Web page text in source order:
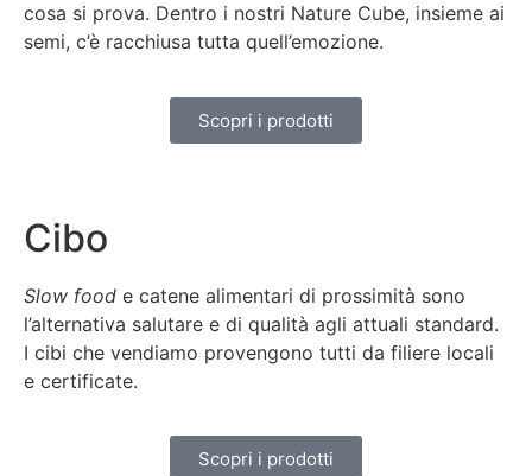
cosa si prova. Dentro i nostri Nature Cube, insieme ai
semi, c’è racchiusa tutta quell’emozione.
Scopri i prodotti
Cibo
Slow food e catene alimentari di prossimità sono
l’alternativa salutare e di qualità agli attuali standard.
I cibi che vendiamo provengono tutti da filiere locali
e certificate.
Scopri i prodotti